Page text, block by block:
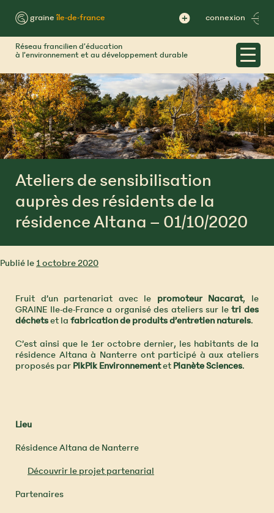
content
™ graineîle-de-france connexion
Réseau francilien d’éducation
à l’environnement et au développement durable
Ateliers de sensibilisation
auprès des résidents de la
résidence Altana – 01/10/2020
Publié le1 octobre 2020
Fruit d’un partenariat avec le promoteur Nacarat, le
GRAINE Ile-de-France a organisé des ateliers sur letri des
déchetset lafabrication de produits d’entretien naturels.
C’est ainsi que le 1er octobre dernier, les habitants de la
résidence Altana à Nanterre ont participé à aux ateliers
proposés parPikPik EnvironnementetPlanète Sciences.
Lieu
Résidence Altana de Nanterre
Découvrir le projet partenarial
Partenaires